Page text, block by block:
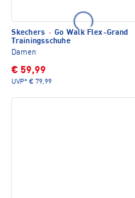
Skechers · Go Walk Flex-Grand
Trainingsschuhe
Damen
€ 59,99
UVP* € 79,99